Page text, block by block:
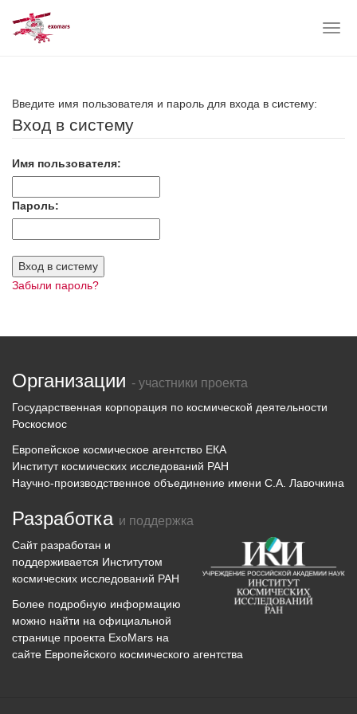
content
Введите имя пользователя и пароль для входа в систему:
Вход в систему
Имя пользователя:
Пароль:
Забыли пароль?
Организации - участники проекта
Государственная корпорация по космической деятельности
Роскосмос
Европейское космическое агентство ЕКА
Институт космических исследований РАН
Научно-производственное объединение имени С.А. Лавочкина
Разработка и поддержка
Сайт разработан и
поддерживается Институтом
космических исследований РАН
Более подробную информацию
можно найти на официальной
странице проекта ExoMars на
сайте Европейского космического агентства